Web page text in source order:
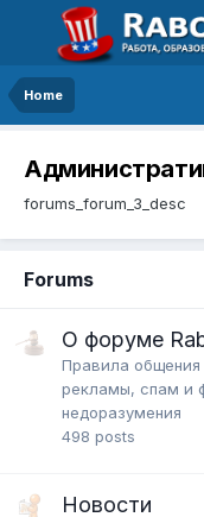
Home
forums_forum_3_desc
Forums
О форуме
Правила
рекламы, спам и
недоразумения
498 posts
Новости